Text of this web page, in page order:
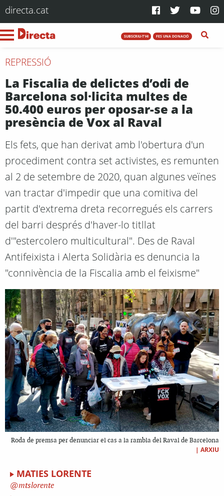
directa.cat
SUBSCRIU-T'HI FES UNA DONACIÓ
REPRESSIÓ
La Fiscalia de delictes d’odi de
Barcelona sol·licita multes de
50.400 euros per oposar-se a la
presència de Vox al Raval
Els fets, que han derivat amb l'obertura d'un
procediment contra set activistes, es remunten
al 2 de setembre de 2020, quan algunes veïnes
van tractar d'impedir que una comitiva del
partit d'extrema dreta recorregués els carrers
del barri després d'haver-lo titllat
d'"estercolero multicultural". Des de Raval
Antifeixista i Alerta Solidària es denuncia la
"connivència de la Fiscalia amb el feixisme"
Roda de premsa per denunciar el cas a la rambla del Raval de Barcelona
| ARXIU
MATIES LORENTE
mtslorente